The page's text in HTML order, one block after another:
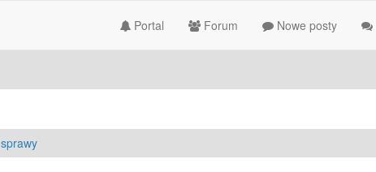
Portal Forum Nowe posty